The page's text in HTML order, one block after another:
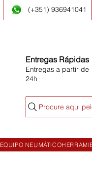
(+351) 936941041
Entregas Rápidas
Entregas a partir de
24h
Procure aqui
EQUIPO NEUMÁTICO